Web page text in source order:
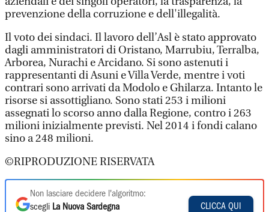
prevenzione della corruzione e dell'illegalità.
Il voto dei sindaci. Il lavoro dell’Asl è stato approvato
dagli amministratori di Oristano, Marrubiu, Terralba,
Arborea, Nurachi e Arcidano. Si sono astenuti i
rappresentanti di Asuni e Villa Verde, mentre i voti
contrari sono arrivati da Modolo e Ghilarza. Intanto le
risorse si assottigliano. Sono stati 253 i milioni
assegnati lo scorso anno dalla Regione, contro i 263
milioni inizialmente previsti. Nel 2014 i fondi calano
sino a 248 milioni.
©RIPRODUZIONE RISERVATA
Non lasciare decidere l'algoritmo:
scegli La Nuova Sardegna
CLICCA QUI